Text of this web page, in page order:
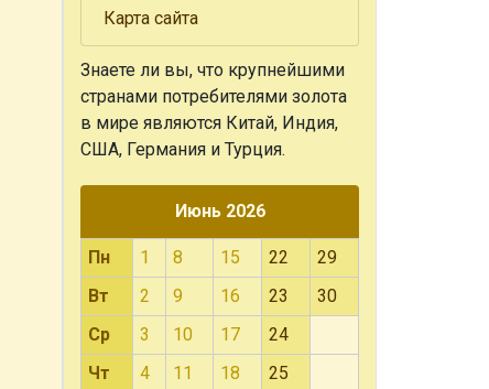
Карта сайта
Знаете ли вы, что крупнейшими
странами потребителями золота
в мире являются Китай, Индия,
США, Германия и Турция.
Июнь 2026
Пн 1 8 15 22
29
Вт
2 9 16 23
30
Ср
3 10 17
24
Чт
4 11 18
25